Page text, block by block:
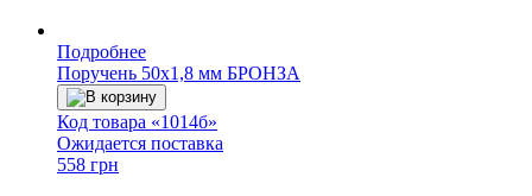
Подробнее
Поручень 50х1,8 мм БРОНЗА
В корзину
Код товара «1014б»
Ожидается поставка
558 грн